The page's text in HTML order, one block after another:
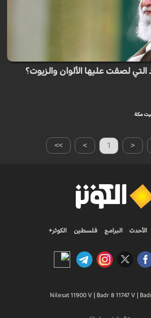
التي لصقت عليها الألوان والزيوت؟
>> > 1 <
الأحدث البرامج فلسطين الكوثر+
Nilesat 11900 V | Badr 8 11747 V |